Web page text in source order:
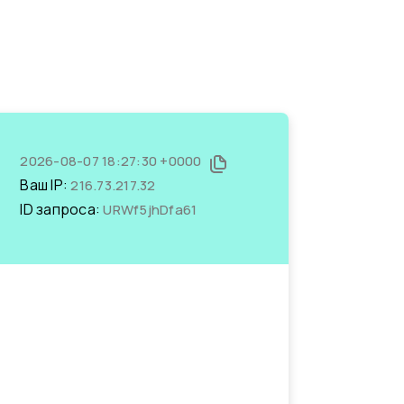
2026-08-07 18:27:30 +0000
Ваш IP:216.73.217.32
ID запроса:URWf5jhDfa61